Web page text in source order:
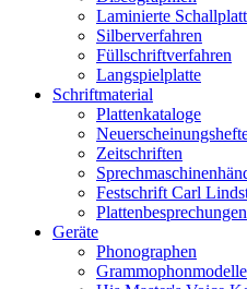
Laminierte
Silberverfahren
Füllschriftverfahren
Langspielplatte
Schriftmaterial
Plattenkataloge
Zeitschriften
Festschrift Carl
Plattenbesprechungen
Geräte
Phonographen
Grammophonmodelle